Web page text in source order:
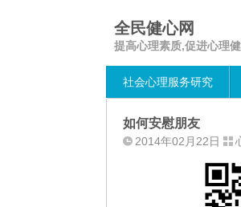
全民健心网
提高心理素质,促进心理
社会心理服务研究
如何安慰朋友
2014年02月22日